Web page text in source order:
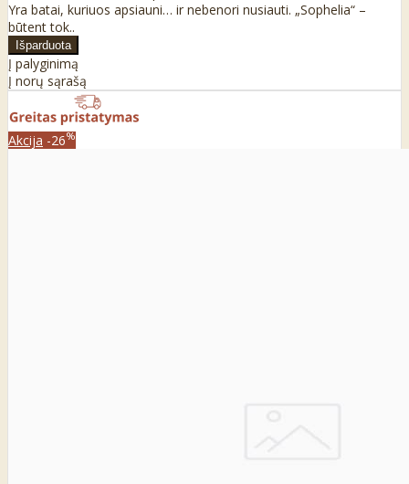
Yra batai, kuriuos apsiauni… ir nebenori nusiauti. „Sophelia“ –
būtent tok..
Į palyginimą
Į norų sąrašą
Akcija -26%